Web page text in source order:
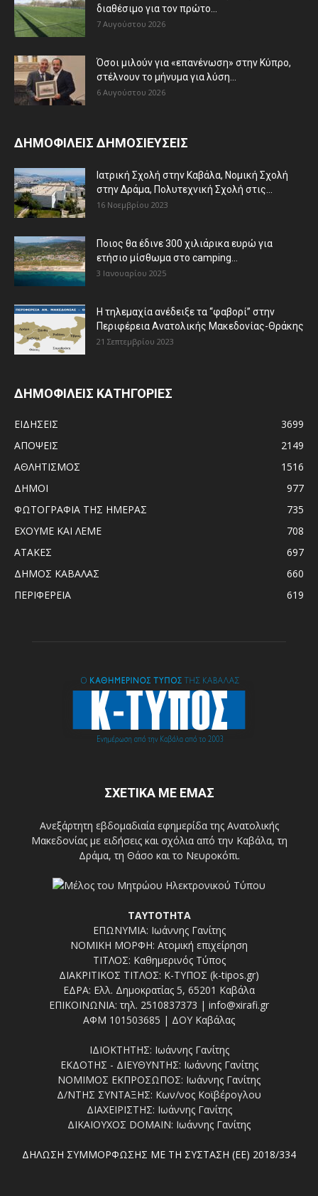
διαθέσιμο για τον πρώτο...
7 Αυγούστου 2026
Όσοι μιλούν για «επανένωση» στην Κύπρο,
στέλνουν το μήνυμα για λύση...
6 Αυγούστου 2026
ΔΗΜΟΦΙΛΕΙΣ ΔΗΜΟΣΙΕΥΣΕΙΣ
Ιατρική Σχολή στην Καβάλα, Νομική Σχολή
στην Δράμα, Πολυτεχνική Σχολή στις...
16 Νοεμβρίου 2023
Ποιος θα έδινε 300 χιλιάρικα ευρώ για
ετήσιο μίσθωμα στο camping...
3 Ιανουαρίου 2025
Η τηλεμαχία ανέδειξε τα “φαβορί” στην
Περιφέρεια Ανατολικής Μακεδονίας-Θράκης
21 Σεπτεμβρίου 2023
ΔΗΜΟΦΙΛΕΙΣ ΚΑΤΗΓΟΡΙΕΣ
ΕΙΔΗΣΕΙΣ
3699
ΑΠΟΨΕΙΣ
2149
ΑΘΛΗΤΙΣΜΟΣ
1516
ΔΗΜΟΙ
977
ΦΩΤΟΓΡΑΦΙΑ ΤΗΣ ΗΜΕΡΑΣ
735
ΕΧΟΥΜΕ ΚΑΙ ΛΕΜΕ
708
ΑΤΑΚΕΣ
697
ΔΗΜΟΣ ΚΑΒΑΛΑΣ
660
ΠΕΡΙΦΕΡΕΙΑ
619
ΣΧΕΤΙΚΑ ΜΕ ΕΜΑΣ
Ανεξάρτητη εβδομαδιαία εφημερίδα της Ανατολικής
Μακεδονίας με ειδήσεις και σχόλια από την Καβάλα, τη
Δράμα, τη Θάσο και το Νευροκόπι.
ΤΑΥΤΟΤΗΤΑ
ΕΠΩΝΥΜΙΑ: Ιωάννης Γανίτης
ΝΟΜΙΚΗ ΜΟΡΦΗ: Ατομική επιχείρηση
ΤΙΤΛΟΣ: Καθημερινός Τύπος
ΔΙΑΚΡΙΤΙΚΟΣ ΤΙΤΛΟΣ: Κ-ΤΥΠΟΣ (k-tipos.gr)
ΕΔΡΑ: Ελλ. Δημοκρατίας 5, 65201 Καβάλα
ΕΠΙΚΟΙΝΩΝΙΑ: τηλ. 2510837373 | info@xirafi.gr
ΑΦΜ 101503685 | ΔΟΥ Καβάλας
ΙΔΙΟΚΤΗΤΗΣ: Ιωάννης Γανίτης
ΕΚΔΟΤΗΣ - ΔΙΕΥΘΥΝΤΗΣ: Ιωάννης Γανίτης
ΝΟΜΙΜΟΣ ΕΚΠΡΟΣΩΠΟΣ: Ιωάννης Γανίτης
Δ/ΝΤΗΣ ΣΥΝΤΑΞΗΣ: Κων/νος Κοϊβέρογλου
ΔΙΑΧΕΙΡΙΣΤΗΣ: Ιωάννης Γανίτης
ΔΙΚΑΙΟΥΧΟΣ DOMAIN: Ιωάννης Γανίτης
ΔΗΛΩΣΗ ΣΥΜΜΟΡΦΩΣΗΣ ΜΕ ΤΗ ΣΥΣΤΑΣΗ (ΕΕ) 2018/334